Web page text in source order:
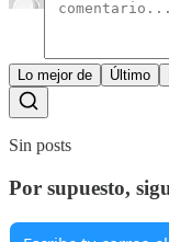
Lo mejor de Último
Sin posts
Por supuesto,